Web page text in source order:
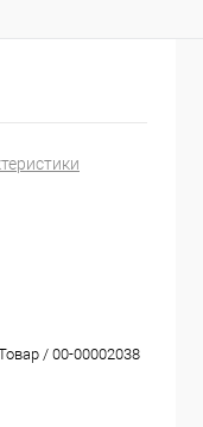
/ 00-00002038